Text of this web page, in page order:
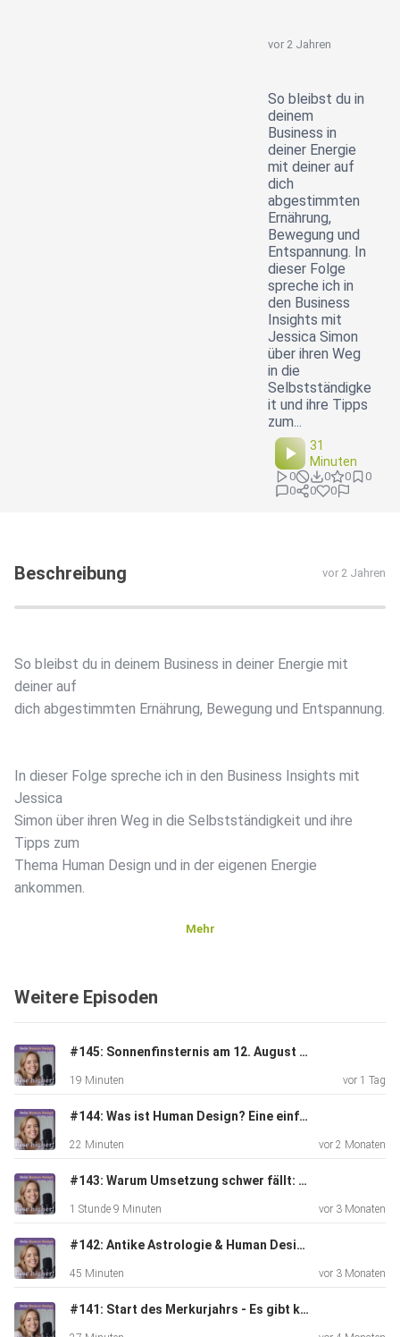
vor 2 Jahren
So bleibst du in
deinem
Business in
deiner Energie
mit deiner auf
dich
abgestimmten
Ernährung,
Bewegung und
Entspannung. In
dieser Folge
spreche ich in
den Business
Insights mit
Jessica Simon
über ihren Weg
in die
Selbstständigke
it und ihre Tipps
zum...
31
Minuten
0 0 0
0
0
0 0
Beschreibung vor 2 Jahren
So bleibst du in deinem Business in deiner Energie mit
deiner auf
dich abgestimmten Ernährung, Bewegung und Entspannung.
In dieser Folge spreche ich in den Business Insights mit
Jessica
Simon über ihren Weg in die Selbstständigkeit und ihre
Tipps zum
Thema Human Design und in der eigenen Energie
ankommen.
zur Folge
hast, hüpfe super gerne zum Post auf mein Instagram
Profil:
https://www.instagram.com/transformationsreise/
Hier die Kontaktdaten von Jessica:
Instagram:
Mehr
Weitere Episoden
#145: Sonnenfinsternis am 12. August - Das kosmische Event, das du nicht ignorieren solltest
19 Minuten vor 1 Tag
#144: Was ist Human Design? Eine einfache Erklarung!
22 Minuten vor 2 Monaten
#143: Warum Umsetzung schwer fällt: Hohe Intelligenz, Human Design & der Weg aus dem Selbstzweifel - Gespräch mit Miriam Michaelsen
1 Stunde 9 Minuten vor 3 Monaten
#142: Antike Astrologie & Human Design - Gespräch mit Carina Harsch
45 Minuten vor 3 Monaten
#141: Start des Merkurjahrs - Es gibt kein zurück mehr!